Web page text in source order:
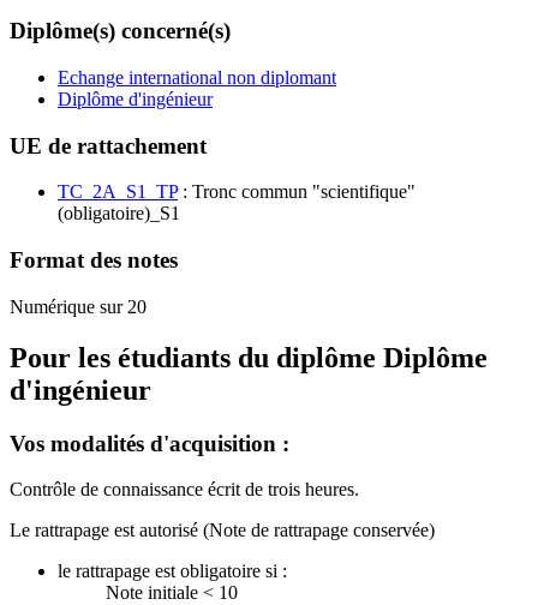
Diplôme(s) concerné(s)
Echange international non diplomant
Diplôme d'ingénieur
UE de rattachement
TC_2A_S1_TP: Tronc commun "scientifique"
(obligatoire)_S1
Format des notes
Numérique sur 20
Pour les étudiants du diplôme Diplôme
d'ingénieur
Vos modalités d'acquisition :
Contrôle de connaissance écrit de trois heures.
Le rattrapage est autorisé (Note de rattrapage conservée)
le rattrapage est obligatoire si :
Note initiale < 10